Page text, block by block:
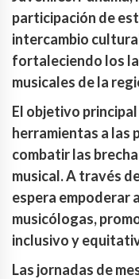
participación de
intercambio
fortaleciendo los
musicales de la
El objetivo
herramientas a las
combatir las
musical. A través
espera empoderar
musicólogas,
inclusivo y
Las jornadas de